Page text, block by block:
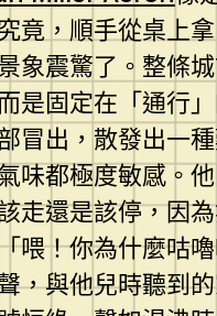
竟，順手從桌上
象震驚了。整條
固定在「通行
冒出，散發出
味都極度敏感。
走還是該停，因
喂！你為什麼咕
，與他兒時聽到